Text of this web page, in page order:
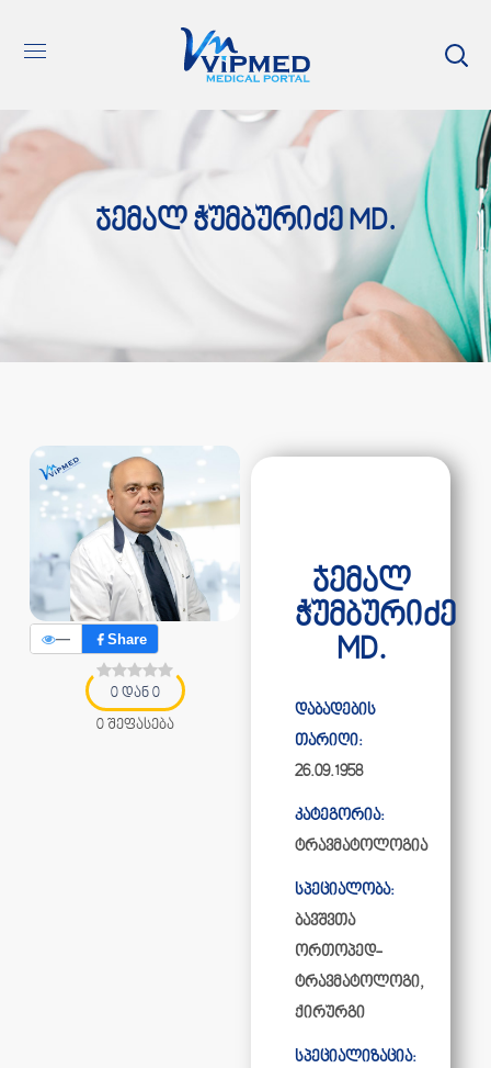
Ჯემალ Ჭუმბურიძე MD.
— Share
0 დან 0
0 შეფასება
ჯემალ
ჭუმბურიძე
MD.
დაბადების
თარიღი:
26.09.1958
კატეგორია:
ტრავმატოლოგია
სპეციალობა:
ბავშვთა
ორთოპედ-
ტრავმატოლოგი,
ქირურგი
სპეციალიზაცია: